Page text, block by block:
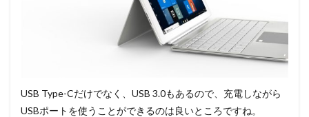
USB Type-Cだけでなく、USB 3.0もあるので、充電しながら
USBポートを使うことができるのは良いところですね。